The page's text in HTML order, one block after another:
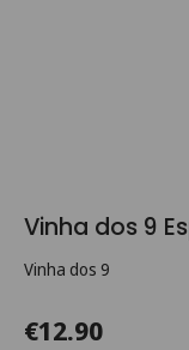
Vinha dos 9
Vinha dos 9
€12.90